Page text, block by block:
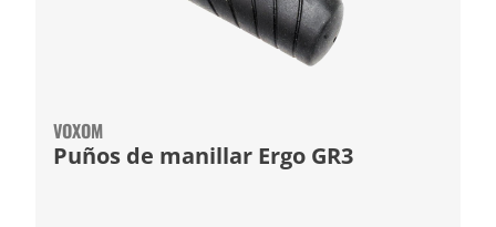
VOXOM
Puños de manillar Ergo GR3